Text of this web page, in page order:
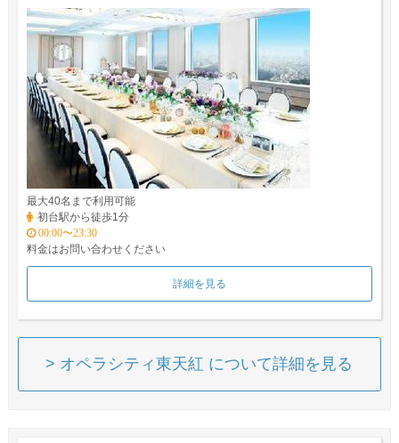
最大40名まで利用可能
初台駅から徒歩1分
00:00〜23:30
料金はお問い合わせください
詳細を見る
> オペラシティ東天紅 について詳細を見る